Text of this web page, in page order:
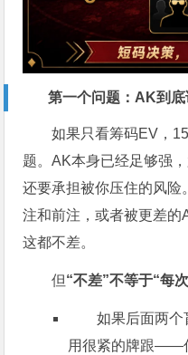
第一个问题：AK到底
如果只看筹码EV，
题。AK本身已经足够强
还要承担被你压住的风
注和前注，或者被更差
这都不差。
但“不差”不等于“每
如果后面两个
用很紧的牌跟——